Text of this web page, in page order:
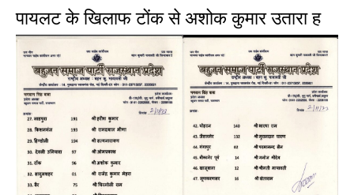
पायलट के खिलाफ टोंक से अशोक कुमार उतारा ह